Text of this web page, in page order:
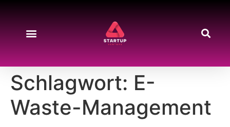
Schlagwort: E-
Waste-Management